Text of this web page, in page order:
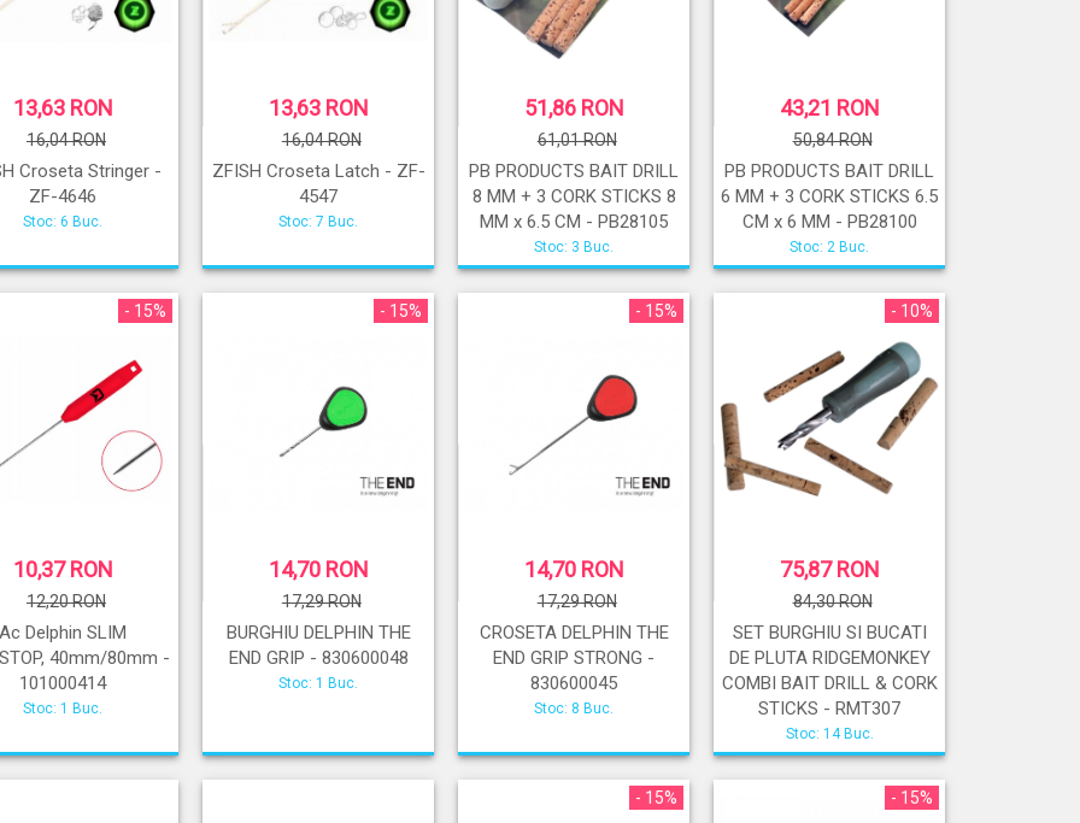
13,63 RON
16,04 RON
Croseta Stringer -
ZF-4646
Stoc: 6 Buc.
13,63 RON
16,04 RON
ZFISH Croseta Latch - ZF-
4547
Stoc: 7 Buc.
51,86 RON
61,01 RON
PB PRODUCTS BAIT DRILL
8 MM + 3 CORK STICKS 8
MM x 6.5 CM - PB28105
Stoc: 3 Buc.
43,21 RON
50,84 RON
PB PRODUCTS BAIT DRILL
6 MM + 3 CORK STICKS 6.5
CM x 6 MM - PB28100
Stoc: 2 Buc.
- 15%
10,37 RON
12,20 RON
Ac Delphin SLIM
40mm/80mm -
101000414
Stoc: 1 Buc.
- 15%
14,70 RON
17,29 RON
BURGHIU DELPHIN THE
END GRIP - 830600048
Stoc: 1 Buc.
- 15%
14,70 RON
17,29 RON
CROSETA DELPHIN THE
END GRIP STRONG -
830600045
Stoc: 8 Buc.
- 10%
75,87 RON
84,30 RON
SET BURGHIU SI BUCATI
DE PLUTA RIDGEMONKEY
COMBI BAIT DRILL & CORK
STICKS - RMT307
Stoc: 14 Buc.
- 15% - 15%